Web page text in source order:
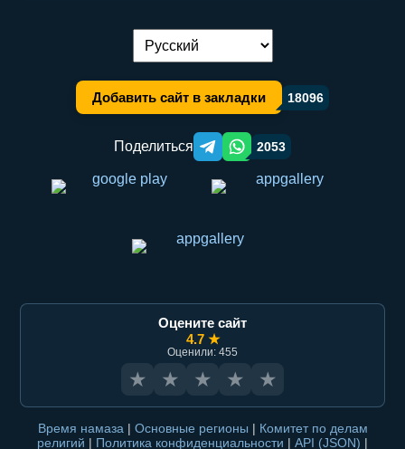
Переключение языка:
Добавить сайт в закладки 18096
Поделиться Telegram orqali ulashish
WhatsApp orqali ulashish
2053
Оцените сайт
4.7 ★
Оценили: 455
★ ★ ★ ★ ★
Время намаза | Основные регионы | Комитет по делам
религий | Политика конфиденциальности | API (JSON) |